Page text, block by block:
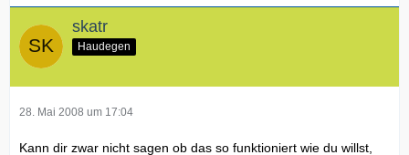
skatr
Haudegen
28. Mai 2008 um 17:04
Kann dir zwar nicht sagen ob das so funktioniert wie du willst,